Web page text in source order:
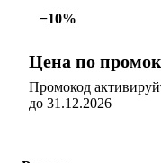
−10%
Цена по
Промокод
до 31.12.2026